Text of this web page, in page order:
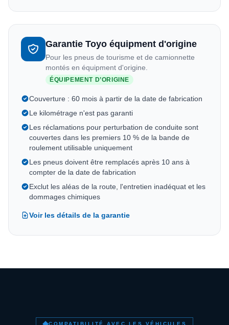
Garantie Toyo équipment d'origine
Pour les pneus de tourisme et de camionnette
montés en équipment d'origine.
ÉQUIPEMENT D’ORIGINE
Couverture : 60 mois à partir de la date de fabrication
Le kilométrage n'est pas garanti
Les réclamations pour perturbation de conduite sont
couvertes dans les premiers 10 % de la bande de
roulement utilisable uniquement
Les pneus doivent être remplacés après 10 ans à
compter de la date de fabrication
Exclut les aléas de la route, l'entretien inadéquat et les
dommages chimiques
Voir les détails de la garantie
COMPATIBILITÉ AVEC LES VÉHICULES